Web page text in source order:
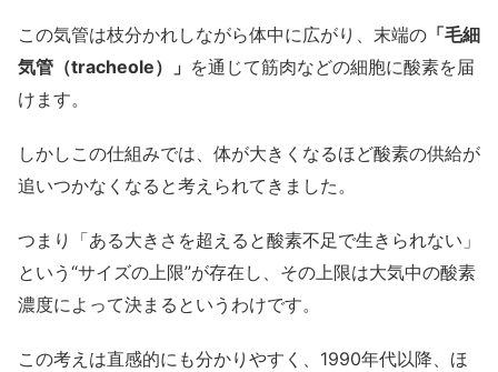
この気管は枝分かれしながら体中に広がり、末端の 「毛細
気管（tracheole）」 を通じて筋肉などの細胞に酸素を届
けます。
しかしこの仕組みでは、体が大きくなるほど酸素の供給が
追いつかなくなると考えられてきました。
つまり「ある大きさを超えると酸素不足で生きられない」
という“サイズの上限”が存在し、その上限は大気中の酸素
濃度によって決まるというわけです。
この考えは直感的にも分かりやすく、1990年代以降、ほ